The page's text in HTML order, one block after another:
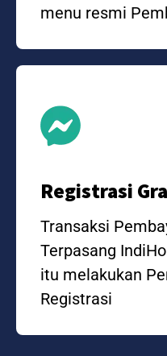
menu resmi
Registrasi
Transaksi
Terpasang
itu melakukan
Registrasi